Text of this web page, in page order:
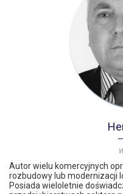
Autor wielu komercyjnych
rozbudowy lub modernizacji
Posiada wieloletnie